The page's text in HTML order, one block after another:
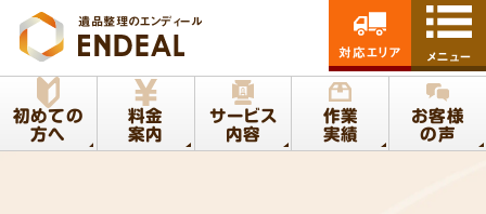
遺品整理のエンディール
初めての
方へ
料金
案内
サービス
内容
作業
実績
お客様
の声
対応エリア メニュー